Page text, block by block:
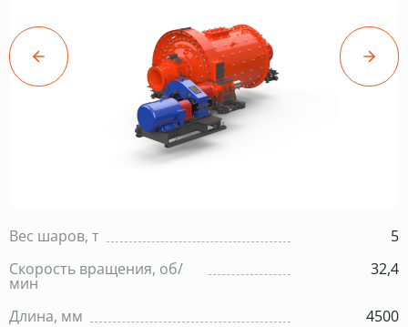
Вес шаров, т
5
Скорость вращения, об/
мин
32,4
Длина, мм
4500